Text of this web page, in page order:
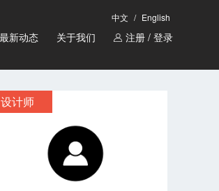
最新动态 关于我们 注册 / 登录
中文 / English
设计师